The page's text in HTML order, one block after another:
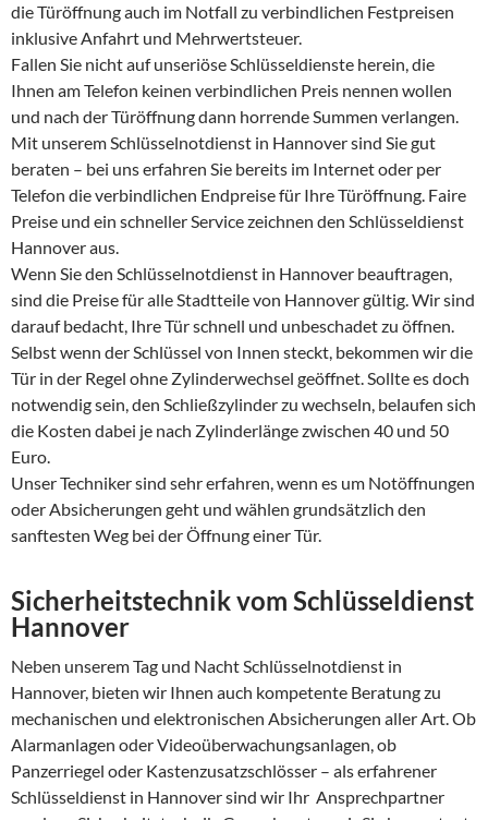
die Türöffnung auch im Notfall zu verbindlichen Festpreisen
inklusive Anfahrt und Mehrwertsteuer.
Fallen Sie nicht auf unseriöse Schlüsseldienste herein, die
Ihnen am Telefon keinen verbindlichen Preis nennen wollen
und nach der Türöffnung dann horrende Summen verlangen.
Mit unserem Schlüsselnotdienst in Hannover sind Sie gut
beraten – bei uns erfahren Sie bereits im Internet oder per
Telefon die verbindlichen Endpreise für Ihre Türöffnung. Faire
Preise und ein schneller Service zeichnen den Schlüsseldienst
Hannover aus.
Wenn Sie den Schlüsselnotdienst in Hannover beauftragen,
sind die Preise für alle Stadtteile von Hannover gültig. Wir sind
darauf bedacht, Ihre Tür schnell und unbeschadet zu öffnen.
Selbst wenn der Schlüssel von Innen steckt, bekommen wir die
Tür in der Regel ohne Zylinderwechsel geöffnet. Sollte es doch
notwendig sein, den Schließzylinder zu wechseln, belaufen sich
die Kosten dabei je nach Zylinderlänge zwischen 40 und 50
Euro.
Unser Techniker sind sehr erfahren, wenn es um Notöffnungen
oder Absicherungen geht und wählen grundsätzlich den
sanftesten Weg bei der Öffnung einer Tür.
Sicherheitstechnik vom Schlüsseldienst
Hannover
Neben unserem Tag und Nacht Schlüsselnotdienst in
Hannover, bieten wir Ihnen auch kompetente Beratung zu
mechanischen und elektronischen Absicherungen aller Art. Ob
Alarmanlagen oder Videoüberwachungsanlagen, ob
Panzerriegel oder Kastenzusatzschlösser – als erfahrener
Schlüsseldienst in Hannover sind wir Ihr Ansprechpartner